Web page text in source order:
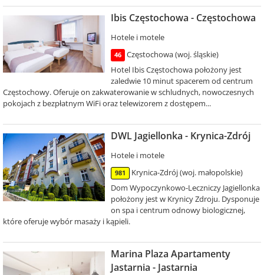
Ibis Częstochowa - Częstochowa
Hotele i motele
46
Częstochowa (woj. śląskie)
Hotel Ibis Częstochowa położony jest
zaledwie 10 minut spacerem od centrum
Częstochowy. Oferuje on zakwaterowanie w schludnych, nowoczesnych
pokojach z bezpłatnym WiFi oraz telewizorem z dostępem...
DWL Jagiellonka - Krynica-Zdrój
Hotele i motele
981
Krynica-Zdrój (woj. małopolskie)
Dom Wypoczynkowo-Leczniczy Jagiellonka
położony jest w Krynicy Zdroju. Dysponuje
on spa i centrum odnowy biologicznej,
które oferuje wybór masaży i kąpieli.
Marina Plaza Apartamenty
Jastarnia - Jastarnia